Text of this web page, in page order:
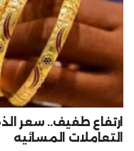
ارتفاع طفيف.. سعر
التعاملات المسائيه